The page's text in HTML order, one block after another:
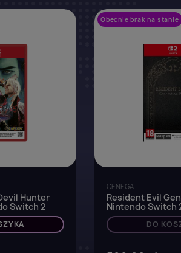
Hunter
Switch 2
Obecnie brak na stanie
CENEGA
Resident Evil
Nintendo Switch
DO